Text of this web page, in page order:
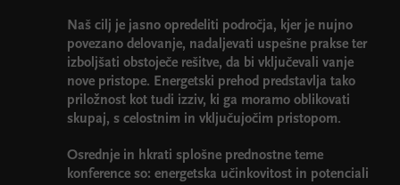
Naš cilj je jasno opredeliti področja, kjer je nujno
povezano delovanje, nadaljevati uspešne prakse ter
izboljšati obstoječe rešitve, da bi vključevali vanje
nove pristope. Energetski prehod predstavlja tako
priložnost kot tudi izziv, ki ga moramo oblikovati
skupaj, s celostnim in vključujočim pristopom.
Osrednje in hkrati splošne prednostne teme
konference so: energetska učinkovitost in potenciali